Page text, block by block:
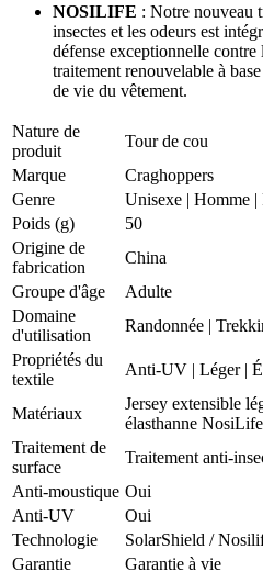
NOSILIFE : Notre nouveau
insectes et les odeurs est
défense exceptionnelle contre
traitement renouvelable à
de vie du vêtement.
Nature de
produit
Tour de cou
Marque
Craghoppers
Genre
Unisexe | Homme |
Poids (g)
50
Origine de
fabrication
China
Groupe d'âge
Adulte
Domaine
d'utilisation
Randonnée |
Propriétés du
textile
Anti-UV | Léger|
Matériaux
Jersey extensible
élasthanne
Traitement de
surface
Traitement anti-
Anti-moustique Oui
Anti-UV
Oui
Technologie
SolarShield /
Garantie
Garantie à vie